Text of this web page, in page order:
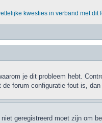
kwesties in verband met dit
je dit probleem hebt.
forum configuratie fout is,
geregistreerd moet zijn om